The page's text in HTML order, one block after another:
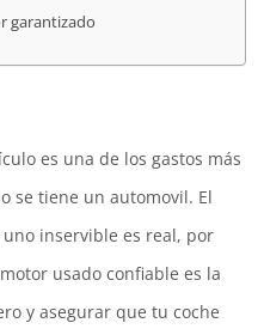
garantizado
es una de los gastos más
se tiene un automovil. El
inservible es real, por
usado confiable es la
y asegurar que tu coche